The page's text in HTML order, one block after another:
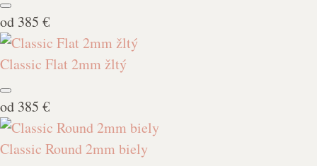
od 385 €
Classic Flat 2mm žltý
od 385 €
Classic Round 2mm biely